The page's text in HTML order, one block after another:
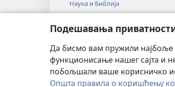
Подешавања
Да бисмо вам пружили најбоље
функционисање нашег сајта и
побољшали ваше корисничко
Општа правила о коришћењу
Наука и Библија